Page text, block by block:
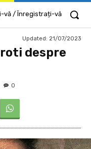
vă / Înregistrați-vă
Updated: 21/07/2023
despre
0